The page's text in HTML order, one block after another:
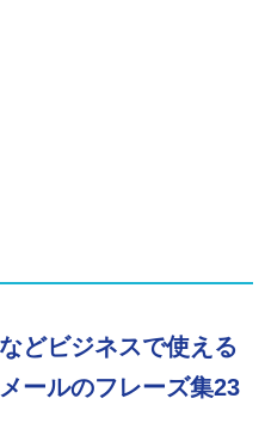
どビジネスで使える
ールのフレーズ集23